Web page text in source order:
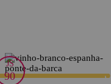
JS
90